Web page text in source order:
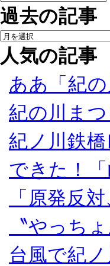
過去の記事
人気の記事
ああ「紀
紀の川ま
紀ノ川鉄
できた！
「原発反
〝やっち
台風で紀